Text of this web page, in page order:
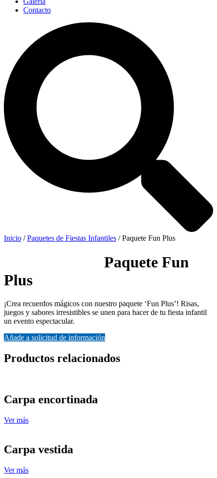
Contacto
Inicio /Paquetes de Fiestas Infantiles / Paquete Fun Plus
Paquete Fun
Plus
¡Crea recuerdos mágicos con nuestro paquete ‘Fun Plus’! Risas,
juegos y sabores irresistibles se unen para hacer de tu fiesta infantil
un evento espectacular.
Añade a solicitud de información
Productos relacionados
Carpa encortinada
Ver más
Carpa vestida
Ver más